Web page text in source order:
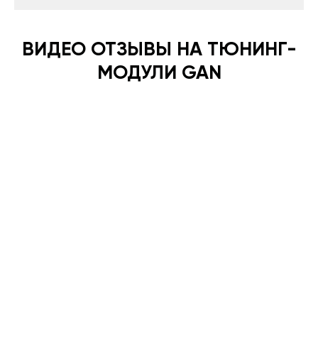
ВИДЕО ОТЗЫВЫ НА ТЮНИНГ-
МОДУЛИ GAN